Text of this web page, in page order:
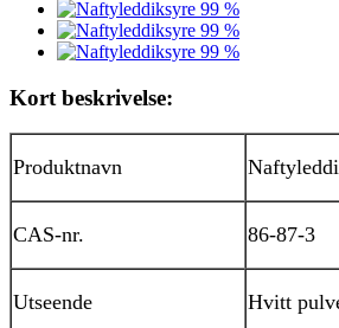
Kort beskrivelse:
Produktnavn
CAS-nr. 86-87-3
Utseende Hvitt